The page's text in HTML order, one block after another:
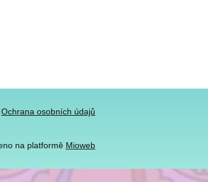
Ochrana osobních údajů
na platformě Mioweb